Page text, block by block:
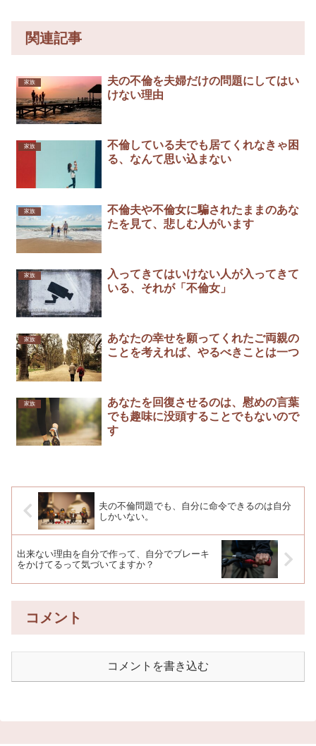
関連記事
家族
夫の不倫を夫婦だけの問題にしてはい
けない理由
家族
不倫している夫でも居てくれなきゃ困
る、なんて思い込まない
家族
不倫夫や不倫女に騙されたままのあな
たを見て、悲しむ人がいます￼
家族
入ってきてはいけない人が入ってきて
いる、それが「不倫女」
家族
あなたの幸せを願ってくれたご両親の
ことを考えれば、やるべきことは一つ
家族
あなたを回復させるのは、慰めの言葉
でも趣味に没頭することでもないので
す
夫の不倫問題でも、自分に命令できるのは自分
しかいない。
出来ない理由を自分で作って、自分でブレーキ
をかけてるって気づいてますか？
コメント
コメントを書き込む